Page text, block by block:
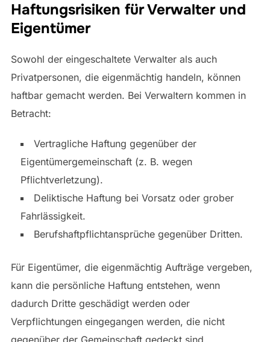
Haftungsrisiken für Verwalter und
Eigentümer
Sowohl der eingeschaltete Verwalter als auch
Privatpersonen, die eigenmächtig handeln, können
haftbar gemacht werden. Bei Verwaltern kommen in
Betracht:
Vertragliche Haftung gegenüber der
Eigentümergemeinschaft (z. B. wegen
Pflichtverletzung).
Deliktische Haftung bei Vorsatz oder grober
Fahrlässigkeit.
Berufshaftpflichtansprüche gegenüber Dritten.
Für Eigentümer, die eigenmächtig Aufträge vergeben,
kann die persönliche Haftung entstehen, wenn
dadurch Dritte geschädigt werden oder
Verpflichtungen eingegangen werden, die nicht